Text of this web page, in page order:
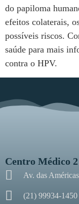
do papiloma
efeitos colaterais,
possíveis riscos.
saúde para mais
contra o HPV.
Centro Médico
Av. das
(21) 99934-1450